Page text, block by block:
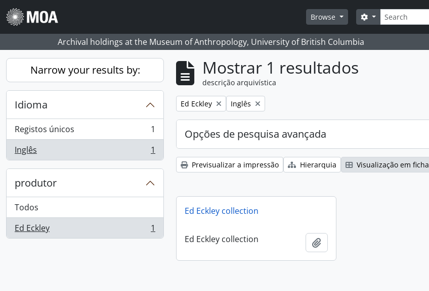
Skip to main content
Browse
Pesquisar
Search options
Archival holdings at the Museum of Anthropology, University of British Columbia
Narrow your results by:
Idioma
Registos únicos
, 1 resultados
1
Inglês
, 1 resultados 1
produtor
Todos
Ed Eckley
, 1 resultados 1
Mostrar 1 resultados
descrição arquivística
Remove filter:
Ed Eckley Remove filter:
Inglês
Opções de pesquisa avançada
Previsualizar a impressão Hierarquia Visualização em ficha
Ed Eckley collection
Ed Eckley collection